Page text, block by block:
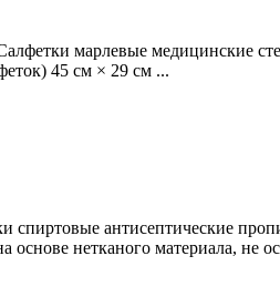
марлевые медицинские
45 см × 29 см ...
спиртовые антисептические
нетканого материала, не